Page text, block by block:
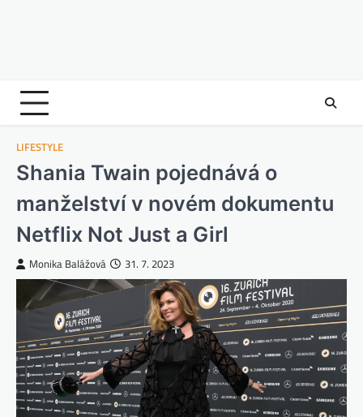
LIFESTYLE
Shania Twain pojednává o
manželství v novém dokumentu
Netflix Not Just a Girl
Monika Balážová 31. 7. 2023